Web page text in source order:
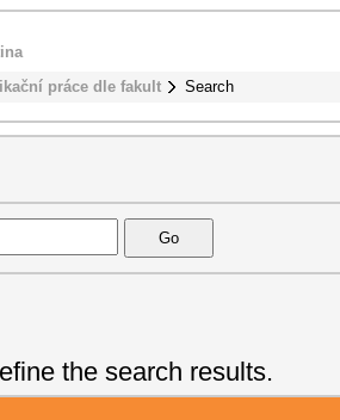
práce dle fakult Search
the search results.